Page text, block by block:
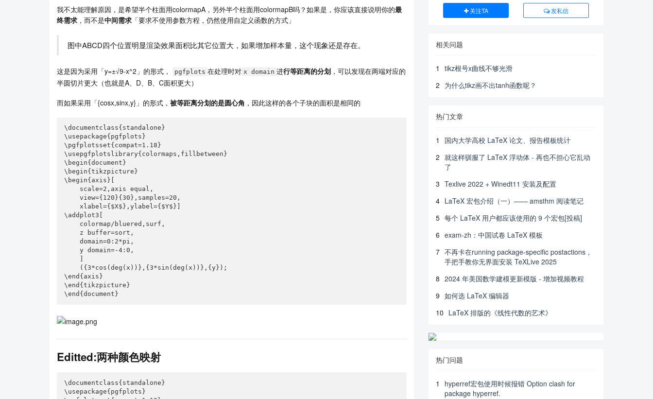
我不太能理解原因，是希望半个柱面用colormapA，另外半个柱面用colormapB吗？如果是，你应该直接说明你的最
终需求 ，而不是中间需求 「要求不使用参数方程，仍然使用自定义函数的方式」
图中ABCD四个位置明显渲染效果面积比其它位置大，如果增加样本量，这个现象还是存在。
这是因为采用「y=±√9-x^2」的形式， pgfplots 在处理时对 x domain 进行等距离的分划 ，可以发现在两端对应的
半圆切片更大（也就是A、D、B、C面积更大）
而如果采用「{cosx,sinx,y}」的形式， 被等距离分划的是圆心角 ，因此这样的各个子块的面积是相同的
\documentclass{standalone}
\usepackage{pgfplots}
\pgfplotsset{compat=1.18}
\usepgfplotslibrary{colormaps,fillbetween}
\begin{document}
\begin{tikzpicture}
\begin{axis}[
    view={120}{30},samples=20,
    xlabel={$X$},ylabel={$Y$}]
\addplot3[
    domain=0:2*pi,
    y domain=-4:0,
\end{axis}
\end{tikzpicture}
\end{document}
Editted:两种颜色映射
\documentclass{standalone}
\usepackage{pgfplots}
关注TA 发私信
相关问题
1
tikz根号x曲线不够光滑
2 为什么tikz画不出tanh函数呢？
热门文章
1
国内大学高校 LaTeX 论文、报告模板统计
2 就这样驯服了 LaTeX 浮动体 - 再也不担心它乱动
了
3 Texlive 2022 + Winedt11 安装及配置
4 LaTeX 宏包介绍（一）—— amsthm 阅读笔记
5 每个 LaTeX 用户都应该使用的 9 个宏包[投稿]
6 exam-zh：中国试卷 LaTeX 模板
7 不再卡在running package-specific postactions，
手把手教你无界面安装 TeXLive 2025
8 2024 年美国数学建模更新模版 - 增加视频教程
9 如何选 LaTeX 编辑器
10 LaTeX 排版的《线性代数的艺术》
热门问题
1
hyperref宏包使用时候报错 Option clash for
package hyperref.